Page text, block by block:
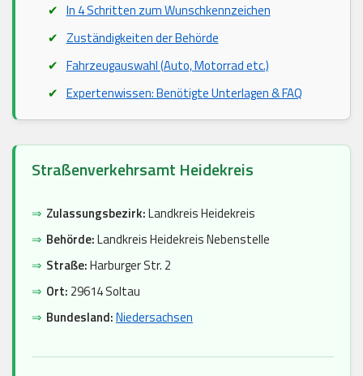
In 4 Schritten zum Wunschkennzeichen
Zuständigkeiten der Behörde
Fahrzeugauswahl (Auto, Motorrad etc.)
Expertenwissen: Benötigte Unterlagen & FAQ
Straßenverkehrsamt Heidekreis
⇒ Zulassungsbezirk:Landkreis Heidekreis
⇒ Behörde:Landkreis Heidekreis Nebenstelle
⇒ Straße:Harburger Str. 2
⇒ Ort: 29614 Soltau
⇒ Bundesland:Niedersachsen